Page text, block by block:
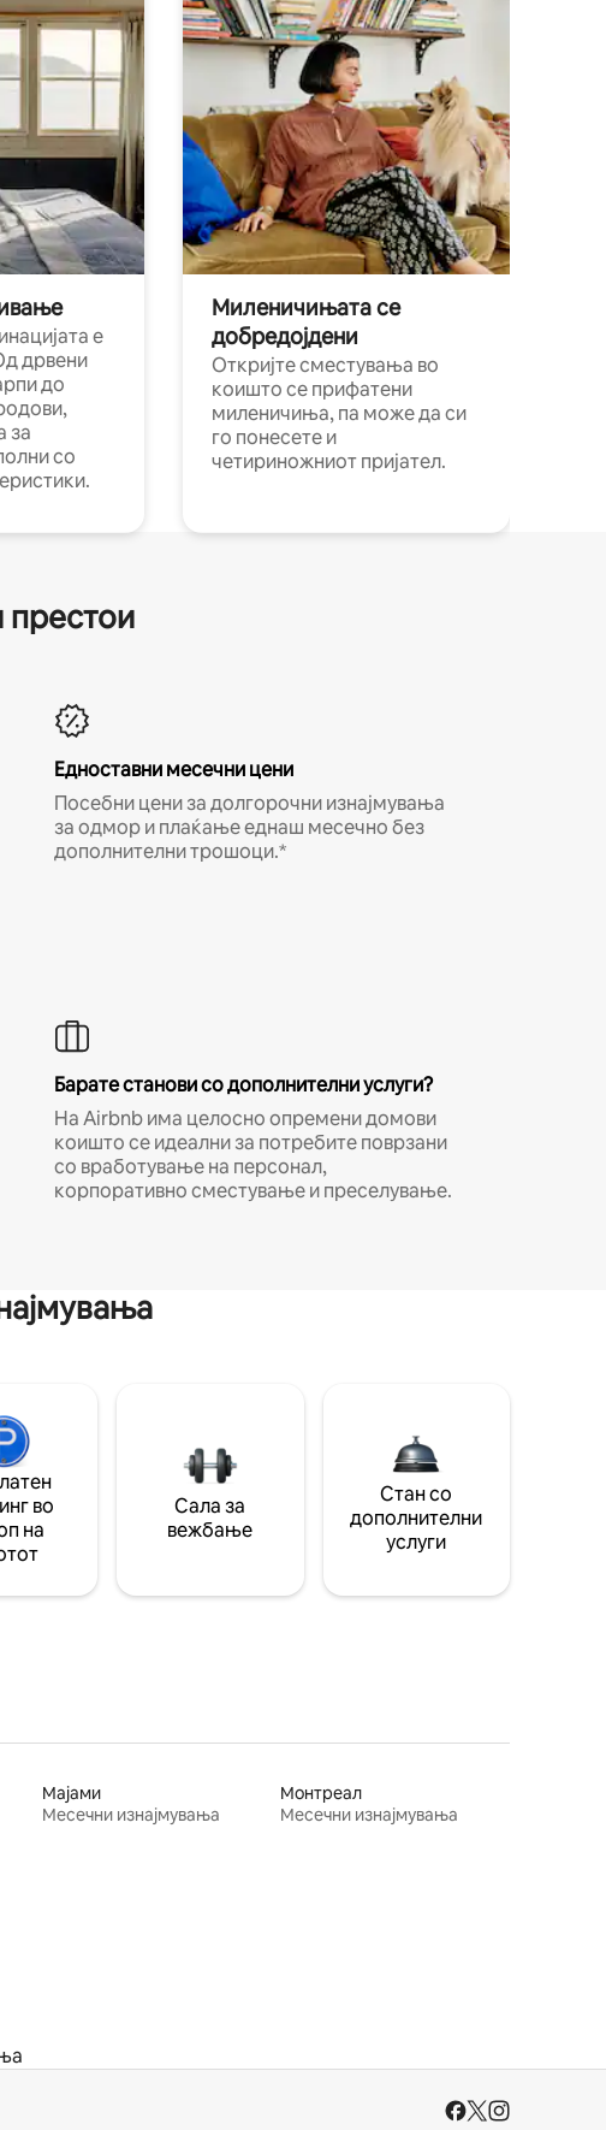
е
дрвени
до
за
со
Миленичињата се
добредојдени
Откријте сместувања во
коишто се прифатени
миленичиња, па може да си
го понесете и
четириножниот пријател.
престои
Едноставни месечни цени
Посебни цени за долгорочни изнајмувања
за одмор и плаќање еднаш месечно без
дополнителни трошоци.*
Барате станови со дополнителни услуги?
На Airbnb има целосно опремени домови
коишто се идеални за потребите поврзани
со вработување на персонал,
корпоративно сместување и преселување.
во
на
Сала за
вежбање
Стан со
дополнителни
услуги
Мајами
Месечни изнајмувања
Монтреал
Месечни изнајмувања